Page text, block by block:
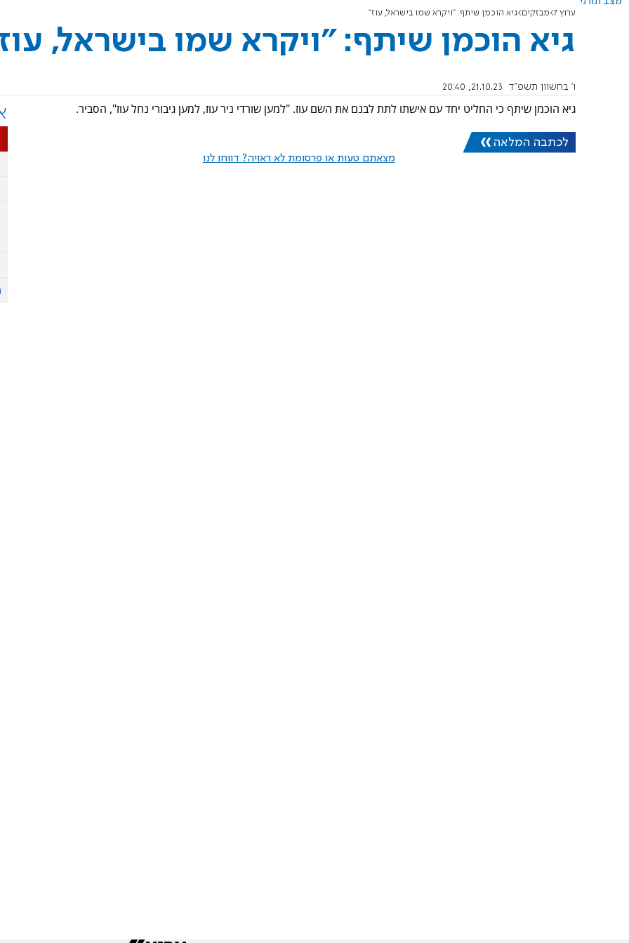
ערוץ 7 מבזקים גיא הוכמן שיתף: "ויקרא שמו בישראל, עוז"
גיא הוכמן שיתף: "ויקרא שמו בישראל,
ו' בחשוון תשפ"ד 21.10.23, 20:40
גיא הוכמן שיתף כי החליט יחד עם אישתו לתת לבנם את השם עוז. "למען שורדי ניר עוז, למען גיבורי נחל עוז", הסביר.
לכתבה המלאה
מצאתם טעות או פרסומת לא ראויה? דווחו לנו